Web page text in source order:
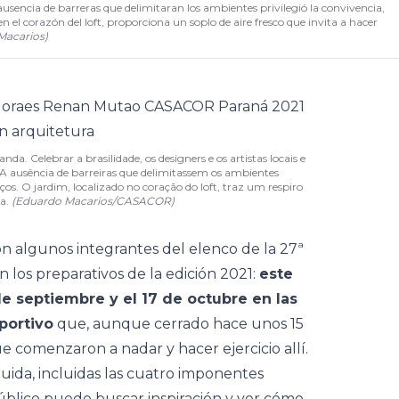
de barreras que delimitaran los ambientes privilegió la convivencia,
el corazón del loft, proporciona un soplo de aire fresco que invita a hacer
)
Celebrar a brasilidade, os designers e os artistas locais e
ausência de barreiras que delimitassem os ambientes
O jardim, localizado no coração do loft, traz um respiro
(Eduardo Macarios/CASACOR)
algunos integrantes del elenco de la 27ª
los preparativos de la edición 2021: este
septiembre y el 17 de octubre en las
que, aunque cerrado hace unos 15
comenzaron a nadar y hacer ejercicio allí.
incluidas las cuatro imponentes